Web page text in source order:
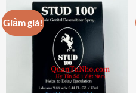
có
nhiều
biến
thể.
Các
tùy
chọn
Giảm giá!